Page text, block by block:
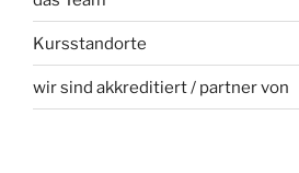
Kursstandorte
wir sind akkreditiert / partner von